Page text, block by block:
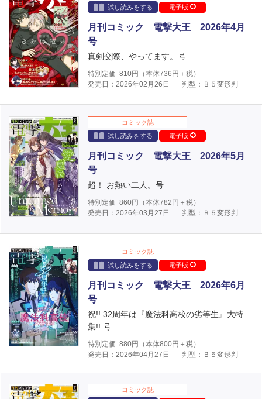
試し読みをする
電子版
月刊コミック 電撃大王 2026年4月
号
真剣交際、やってます。号
特別定価 810円（本体736 円＋税）
発売日：2026年02月26日
判型：Ｂ５変形判
コミック誌
試し読みをする
電子版
月刊コミック 電撃大王 2026年5月
号
超！ お熱い二人。号
特別定価 860円（本体782 円＋税）
発売日：2026年03月27日
判型：Ｂ５変形判
コミック誌
試し読みをする
電子版
月刊コミック 電撃大王 2026年6月
号
祝!! 32周年は『魔法科高校の劣等生』大特
集!! 号
特別定価 880円（本体800円＋税）
発売日：2026年04月27日
判型：Ｂ５変形判
コミック誌